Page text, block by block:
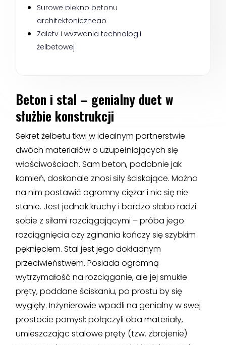
Surowe piękno betonu
architektonicznego
Zalety i wyzwania technologii
żelbetowej
Beton i stal – genialny duet w
służbie konstrukcji
Sekret żelbetu tkwi w idealnym partnerstwie
dwóch materiałów o uzupełniających się
właściwościach. Sam beton, podobnie jak
kamień, doskonale znosi siły ściskające. Można
na nim postawić ogromny ciężar i nic się nie
stanie. Jest jednak kruchy i bardzo słabo radzi
sobie z siłami rozciągającymi – próba jego
rozciągnięcia czy zginania kończy się szybkim
pęknięciem. Stal jest jego dokładnym
przeciwieństwem. Posiada ogromną
wytrzymałość na rozciąganie, ale jej smukłe
pręty, poddane ściskaniu, po prostu by się
wygięły. Inżynierowie wpadli na genialny w swej
prostocie pomysł: połączyli oba materiały,
umieszczając stalowe pręty (tzw. zbrojenie)